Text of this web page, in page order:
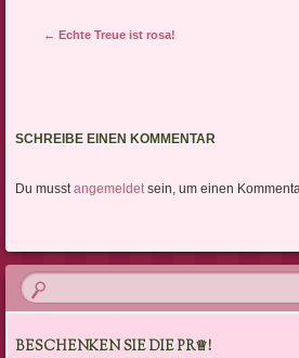
Artikel-Navigation
← Echte Treue ist rosa!
SCHREIBE EINEN KOMMENTAR
Du musst angemeldetsein, um einen
BESCHENKEN SIE DIE PR♕!